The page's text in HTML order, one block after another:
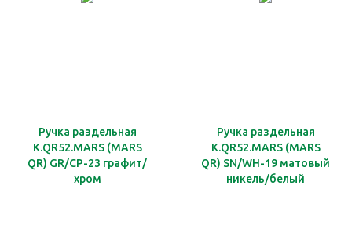
Ручка раздельная
K.QR52.MARS (MARS
QR) GR/CP-23 графит/
хром
Ручка раздельная
K.QR52.MARS (MARS
QR) SN/WH-19 матовый
никель/белый